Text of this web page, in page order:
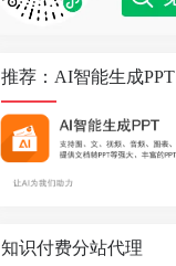
推荐：AI智能生成PPT
知识付费分站代理